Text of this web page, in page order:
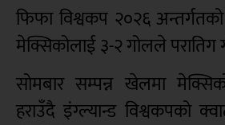
फिफा विश्वकप २०२६
मेक्सिकोलाई ३-२ गोलले परातिग
सोमबार सम्पन्न खेलमा
हराउँदै इंग्ल्यान्ड विश्वकपको